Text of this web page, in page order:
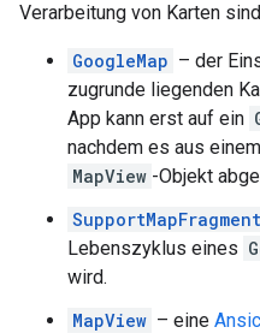
Verarbeitung von Karten
GoogleMap – der
zugrunde liegenden
App kann erst auf ein
nachdem es aus einem
MapView -Objekt
SupportMapFragment
Lebenszyklus eines
wird.
MapView – eine